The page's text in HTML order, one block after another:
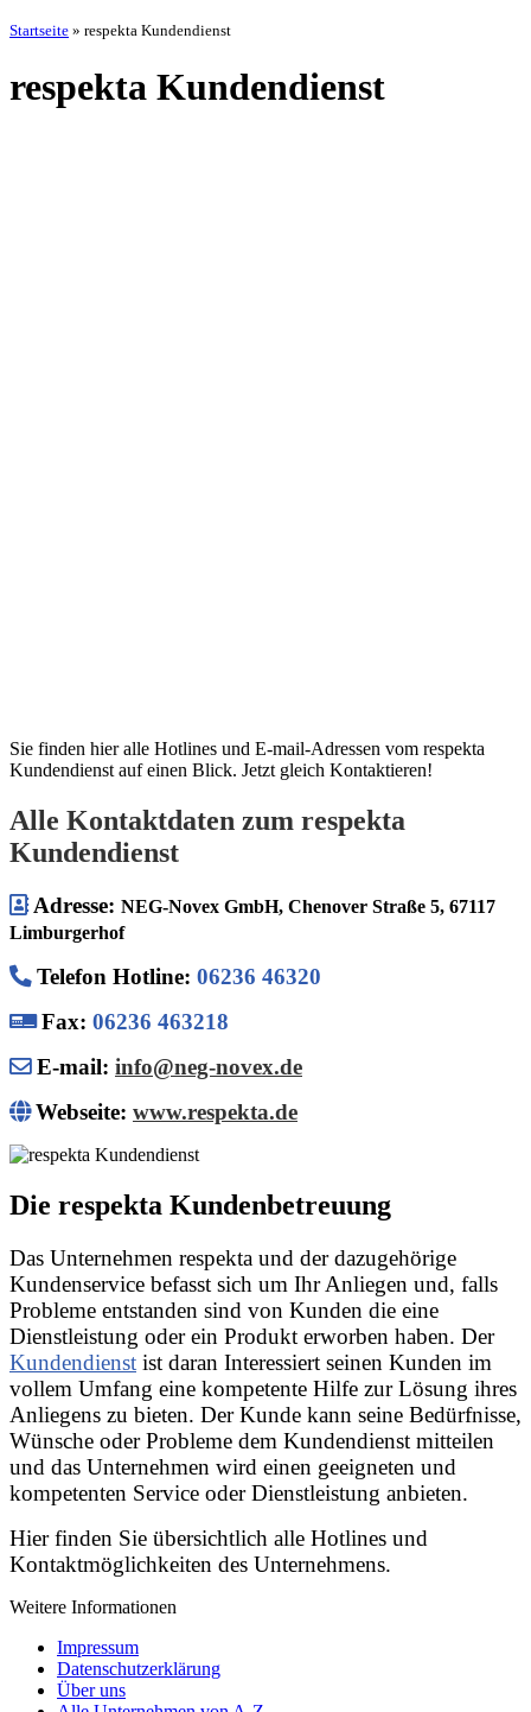
Startseite » respekta Kundendienst
respekta Kundendienst
Sie finden hier alle Hotlines und E-mail-Adressen vom respekta
Kundendienst auf einen Blick. Jetzt gleich Kontaktieren!
Alle Kontaktdaten zum respekta
Kundendienst
Adresse: NEG-Novex GmbH, Chenover Straße 5, 67117
Limburgerhof
Telefon Hotline: 06236 46320
Fax: 06236 463218
E-mail: info@neg-novex.de
Webseite: www.respekta.de
Die respekta Kundenbetreuung
Das Unternehmen respekta und der dazugehörige
Kundenservice befasst sich um Ihr Anliegen und, falls
Probleme entstanden sind von Kunden die eine
Dienstleistung oder ein Produkt erworben haben. Der
Kundendienst ist daran Interessiert seinen Kunden im
vollem Umfang eine kompetente Hilfe zur Lösung ihres
Anliegens zu bieten. Der Kunde kann seine Bedürfnisse,
Wünsche oder Probleme dem Kundendienst mitteilen
und das Unternehmen wird einen geeigneten und
kompetenten Service oder Dienstleistung anbieten.
Hier finden Sie übersichtlich alle Hotlines und
Kontaktmöglichkeiten des Unternehmens.
Weitere Informationen
Impressum
Datenschutzerklärung
Über uns